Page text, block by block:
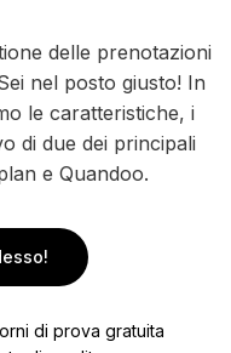
delle prenotazioni
nel posto giusto! In
le caratteristiche, i
di due dei principali
e Quandoo.
di prova gratuita